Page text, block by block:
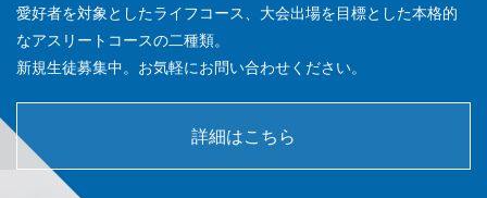
愛好者を対象としたライフコース、大会出場を目標とした本格的
なアスリートコースの二種類。
新規生徒募集中。お気軽にお問い合わせください。
詳細はこちら